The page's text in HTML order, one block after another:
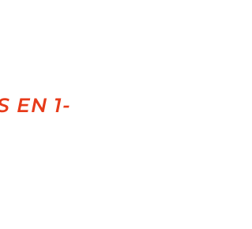
EN 1-